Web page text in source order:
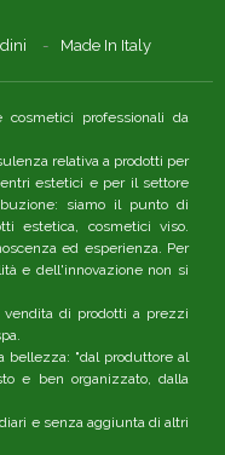
Made In Italy
professionali da
relativa a prodotti per
estetici e per il settore
siamo il punto di
estetica, cosmetici viso.
ed esperienza. Per
e dell'innovazione non si
di prodotti a prezzi
bellezza: "dal produttore al
e ben organizzato, dalla
e senza aggiunta di altri